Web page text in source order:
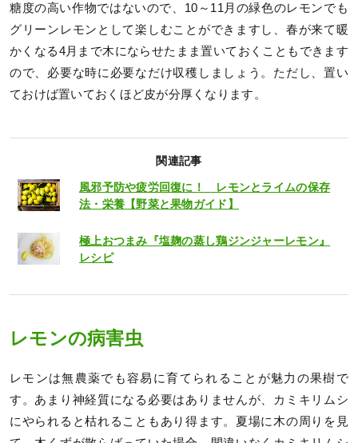
糖度の高い作物ではないので、10～11月の緑色のレモンでも
グリーンレモンとして楽しむことができますし、春が来て暖
かくなる4月まで木にならせたまま置いておくこともできます
ので、必要な時に必要なだけ収穫しましょう。ただし、置い
ておけば置いておくほど皮が分厚くなります。
関連記事
風邪予防や疲労回復に！ レモンとライムの保存
法・栄養【野菜と果物ガイド】
極上おつまみ『塩麹の蒸し鶏ジンジャーレモン』
レシピ
レモンの病害虫
レモンは無農薬でも容易に育てられることが魅力の果樹で
す。あまり神経質になる必要はありませんが、カミキリムシ
にやられると枯れることもあり得ます。夏場に木の周りを見